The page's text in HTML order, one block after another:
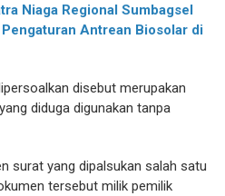
Niaga Regional Sumbagsel
Antrean Biosolar di
disebut merupakan
diduga digunakan tanpa
surat yang dipalsukan salah satu
tersebut milik pemilik